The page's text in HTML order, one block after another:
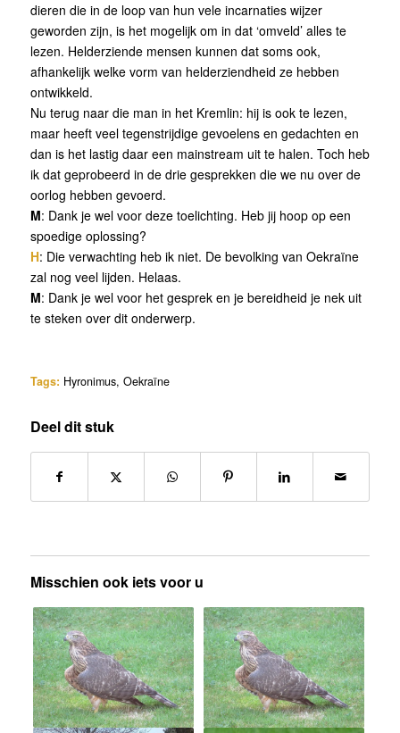
dieren die in de loop van hun vele incarnaties wijzer
geworden zijn, is het mogelijk om in dat ‘omveld’ alles te
lezen. Helderziende mensen kunnen dat soms ook,
afhankelijk welke vorm van helderziendheid ze hebben
ontwikkeld.
Nu terug naar die man in het Kremlin: hij is ook te lezen,
maar heeft veel tegenstrijdige gevoelens en gedachten en
dan is het lastig daar een mainstream uit te halen. Toch heb
ik dat geprobeerd in de drie gesprekken die we nu over de
oorlog hebben gevoerd.
M: Dank je wel voor deze toelichting. Heb jij hoop op een
spoedige oplossing?
H: Die verwachting heb ik niet. De bevolking van Oekraïne
zal nog veel lijden. Helaas.
M: Dank je wel voor het gesprek en je bereidheid je nek uit
te steken over dit onderwerp.
Tags: Hyronimus, Oekraïne
Deel dit stuk
Misschien ook iets voor u